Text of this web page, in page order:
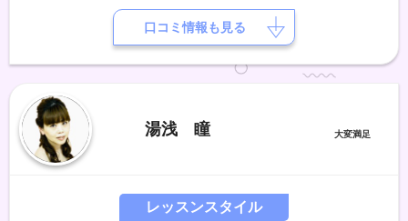
い関係を築いていけたら、、、と思いますまた、いくつかの項目からや
ってみたいことを自由に選んで頂き カスタマイズしてレッスンに組み
込むスタイルを提案しております。よろしくお願いします。
口コミ情報も見る
湯浅 瞳
レッスンスタイル